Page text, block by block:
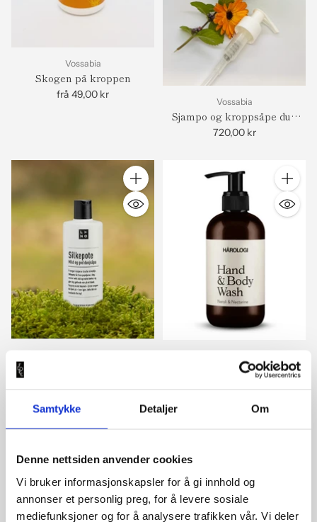
Samtykke Detaljer Om
Denne nettsiden anvender cookies
Vi bruker informasjonskapsler for å gi innhold og
annonser et personlig preg, for å levere sosiale
mediefunksjoner og for å analysere trafikken vår. Vi deler
Vossabia
Skogen på kroppen
frå 49,00 kr
Vossabia
Sjampo og kroppsåpe duo
m/pumpe
720,00 kr
Antall Antall
Hand & Body Wash